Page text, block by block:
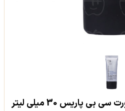
پاریس 30 میلی لیتر